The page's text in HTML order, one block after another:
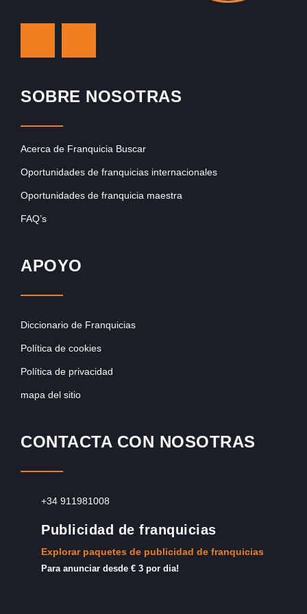
SOBRE NOSOTRAS
Acerca de Franquicia Buscar
Oportunidades de franquicias internacionales
Oportunidades de franquicia maestra
FAQ’s
APOYO
Diccionario de Franquicias
Política de cookies
Política de privacidad
mapa del sitio
CONTACTA CON NOSOTRAS
+34 911981008
Publicidad de franquicias
Explorar paquetes de publicidad de franquicias
Para anunciar desde € 3 por dia!